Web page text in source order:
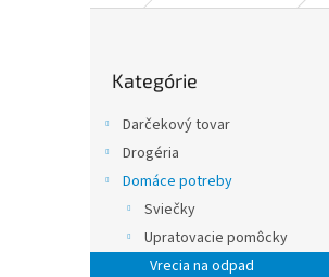
kategórie
Kategórie
Darčekový tovar
Drogéria
Domáce potreby
Sviečky
Upratovacie pomôcky
Vrecia na odpad